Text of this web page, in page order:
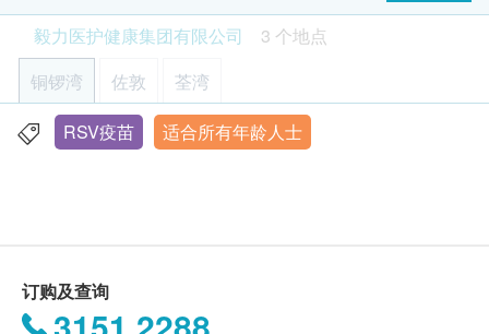
只须注射一针
接种疫苗前，由医护人员进行疫苗注射评估
客户亦可致电本中心预约或查询，电话：(铜锣
湾)3520 3292 / (佐敦) 3426 9771 / (荃湾) 3101
4866。
部份检查只限佐敦中心，请致电(铜锣湾)3520
3292 / (佐敦) 3426 9771 / (荃湾) 3101 4866 查
询。
进行身体检查後，一般情况下，可於2-3星期内发
出验身报告。如须讲解报告，请先致电中心预约，
毅力医护健康集团有限公司
3 个地点
铜锣湾
佐敦 荃湾
香港铜锣湾轩尼诗道555号东角中心(旧翼)1903室
RSV疫苗 适合所有年龄人士
订购及查询